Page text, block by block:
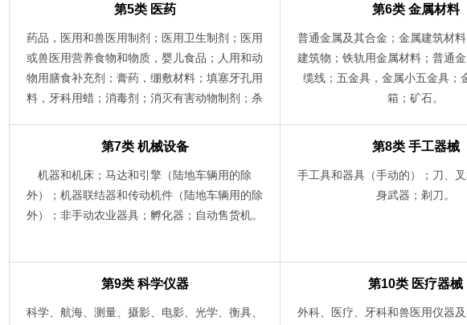
第5类 医药
药品，医用和兽医用制剂；医用卫生制剂；医用
或兽医用营养食物和物质，婴儿食品；人用和动
物用膳食补充剂；膏药，绷敷材料；填塞牙孔用
料，牙科用蜡；消毒剂；消灭有害动物制剂；杀
第6类 金属材料
普通金属及其合金；金属建筑材
建筑物；铁轨用金属材料；普通
缆线；五金具，金属小五金具；
箱；矿石。
第7类 机械设备
机器和机床；马达和引擎（陆地车辆用的除
外）；机器联结器和传动机件（陆地车辆用的除
外）；非手动农业器具；孵化器；自动售货机。
第8类 手工器械
手工具和器具（手动的）；刀、
身武器；剃刀。
第9类 科学仪器
科学、航海、测量、摄影、电影、光学、衡具、
第10类 医疗器械
外科、医疗、牙科和兽医用仪器及